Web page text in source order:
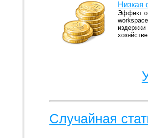
Низкая
Эффект
издержки
Случайная